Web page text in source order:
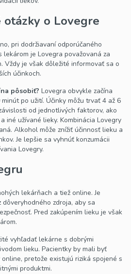
o Lovegre
pri dodržiavaní odporúčaného
je Lovegra považovaná za
Vždy je však dôležité informovať sa o
účinkoch.
pôsobiť? Lovegra obvykle začína
po užití. Účinky môžu trvať 4 až 6
od jednotlivých faktorov, ako
iné užívané lieky. Kombinácia Lovegry
Alkohol môže znížiť účinnosť lieku a
Je lepšie sa vyhnúť konzumácii
Lovegry.
lekárňach a tiež online. Je
zdroja, aby sa
Pred zakúpením lieku je však
vyhľadať lekárne s dobrými
lieku. Pacientky by mali byť
pretože existujú riziká spojené s
produktmi.